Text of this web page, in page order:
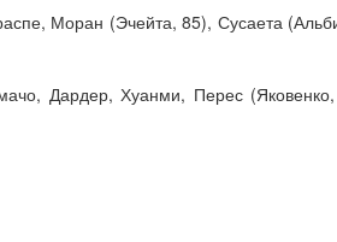
Моран (Эчейта, 85), Сусаета
Дардер, Хуанми, Перес